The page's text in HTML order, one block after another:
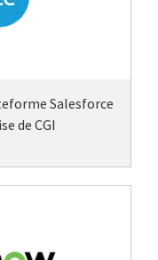
Salesforce
de CGI